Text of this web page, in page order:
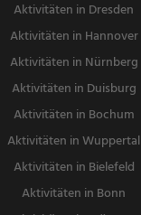
Aktivitäten in Dresden
Aktivitäten in Hannover
Aktivitäten in Nürnberg
Aktivitäten in Duisburg
Aktivitäten in Bochum
Aktivitäten in Wuppertal
Aktivitäten in Bielefeld
Aktivitäten in Bonn